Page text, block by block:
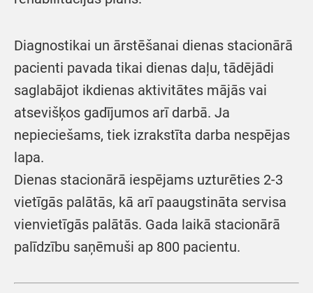
Diagnostikai un ārstēšanai dienas stacionārā
pacienti pavada tikai dienas daļu, tādējādi
saglabājot ikdienas aktivitātes mājās vai
atsevišķos gadījumos arī darbā. Ja
nepieciešams, tiek izrakstīta darba nespējas
lapa.
Dienas stacionārā iespējams uzturēties 2-3
vietīgās palātās, kā arī paaugstināta servisa
vienvietīgās palātās. Gada laikā stacionārā
palīdzību saņēmuši ap 800 pacientu.